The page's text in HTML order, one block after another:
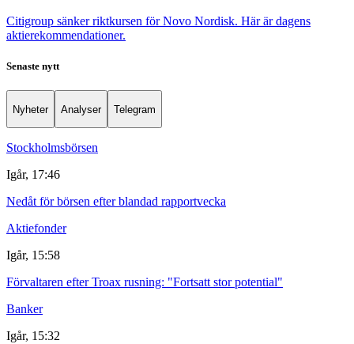
Citigroup sänker riktkursen för Novo Nordisk. Här är dagens
aktierekommendationer.
Senaste nytt
Nyheter Analyser Telegram
Stockholmsbörsen
Igår, 17:46
Nedåt för börsen efter blandad rapportvecka
Aktiefonder
Igår, 15:58
Förvaltaren efter Troax rusning: "Fortsatt stor potential"
Banker
Igår, 15:32